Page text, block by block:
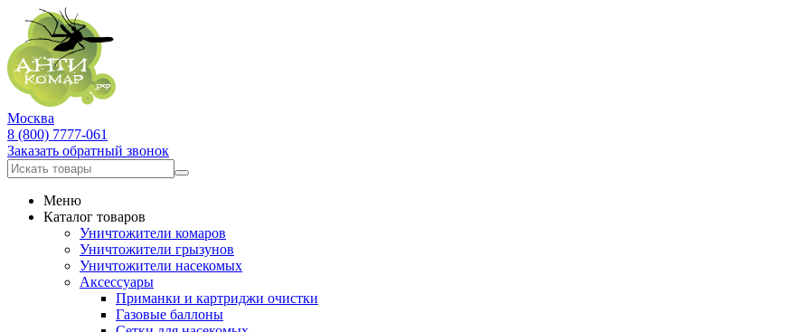
Москва
8 (800) 7777-061
Заказать обратный звонок
Меню
Каталог товаров
Уничтожители комаров
Уничтожители грызунов
Уничтожители насекомых
Аксессуары
Приманки и картриджи очистки
Газовые баллоны